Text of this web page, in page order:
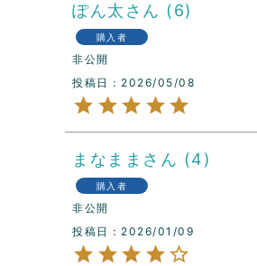
ぽん太 6
購入者
非公開
投稿日
2026/05/08
まなまま 4
購入者
非公開
投稿日
2026/01/09